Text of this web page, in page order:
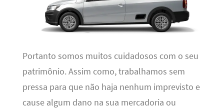
Portanto somos muitos cuidadosos com o seu
patrimônio. Assim como, trabalhamos sem
pressa para que não haja nenhum imprevisto e
cause algum dano na sua mercadoria ou